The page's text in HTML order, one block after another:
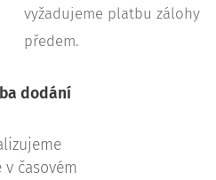
vyžadujeme platbu zálohy
předem.
dodání
v časovém